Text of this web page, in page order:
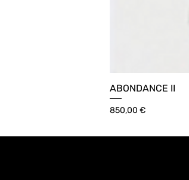
ABONDANCE II
Prix
850,00 €